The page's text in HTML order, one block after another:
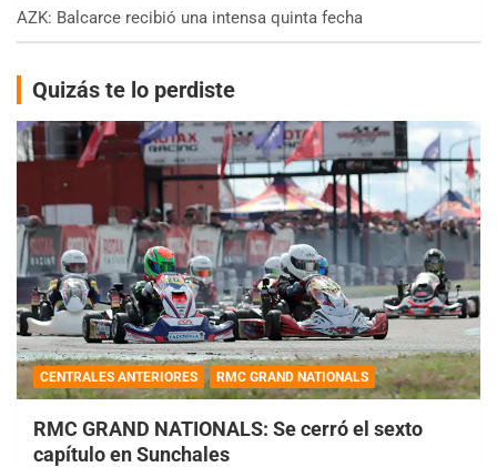
AZK: Balcarce recibió una intensa quinta fecha
Quizás te lo perdiste
CENTRALES ANTERIORES RMC GRAND NATIONALS
RMC GRAND NATIONALS: Se cerró el sexto
capítulo en Sunchales